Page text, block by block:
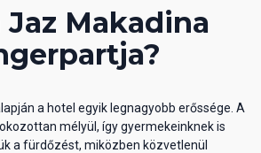
Makadina
a hotel egyik legnagyobb erőssége. A
mélyül, így gyermekeinknek is
a fürdőzést, miközben közvetlenül